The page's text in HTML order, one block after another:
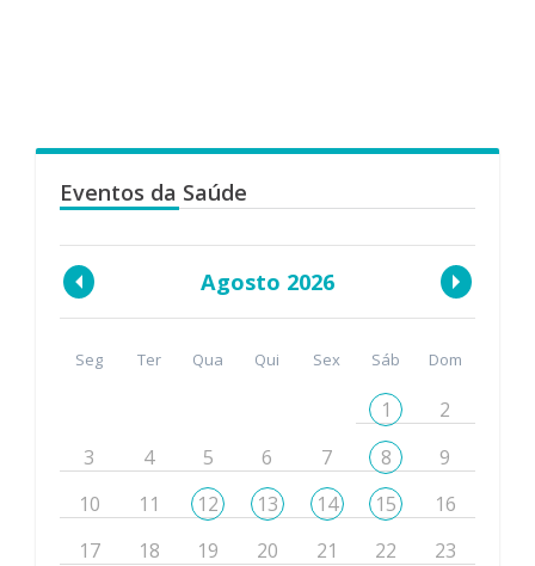
Eventos da Saúde
Agosto 2026
Seg Ter Qua Qui Sex Sáb Dom
1
2
3
4 5 6 7 8
9
10
11 12 13 14 15
16
17
18 19 20 21 22
23